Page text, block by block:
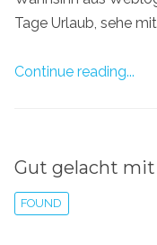
Tage Urlaub, sehe
Continue reading...
Gut gelacht mit
FOUND